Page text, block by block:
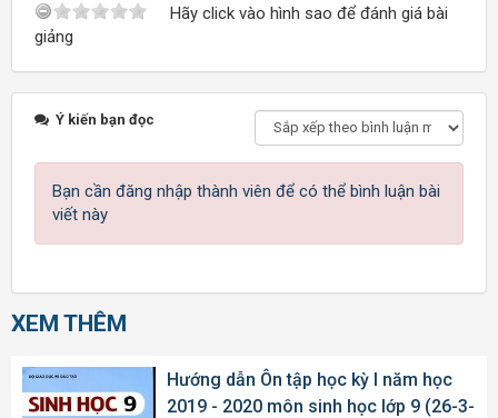
Hãy click vào hình sao để đánh giá bài
giảng
Ý kiến bạn đọc
Bạn cần đăng nhập thành viên để có thể bình luận bài
viết này
XEM THÊM
Hướng dẫn Ôn tập học kỳ I năm học
2019 - 2020 môn sinh học lớp 9 (26-3-